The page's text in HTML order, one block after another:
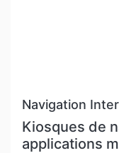
Navigation
Kiosques de
applications